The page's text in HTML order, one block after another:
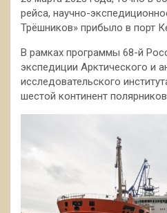
рейса, научно-
Трёшников» прибыло в порт
В рамках программы 68-й
экспедиции Арктического и
исследовательского
шестой континент